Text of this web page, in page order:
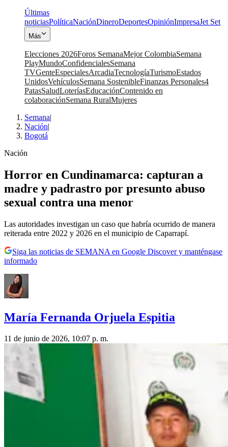
Últimas
noticiasPolíticaNaciónDineroDeportesOpiniónImpresaJet Set
Más
Elecciones 2026Foros SemanaMejor ColombiaSemana
PlayMundoConfidencialesSemana
TVGenteEspecialesArcadiaTecnologíaTurismoEstados
UnidosVehículosSemana SostenibleFinanzas Personales4
PatasSaludLoteríasEducaciónContenido en
colaboraciónSemana RuralMujeres
Semana|
Nación|
Bogotá
Nación
Horror en Cundinamarca: capturan a
madre y padrastro por presunto abuso
sexual contra una menor
Las autoridades investigan un caso que habría ocurrido de manera
reiterada entre 2022 y 2026 en el municipio de Caparrapí.
Siga las noticias de SEMANA en Google Discover y manténgase
informado
María Fernanda Orjuela Espitia
11 de junio de 2026, 10:07 p. m.